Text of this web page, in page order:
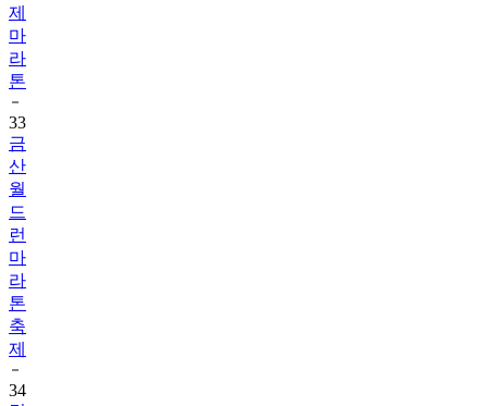
제
마
라
톤
33
금
산
월
드
런
마
라
톤
축
제
34